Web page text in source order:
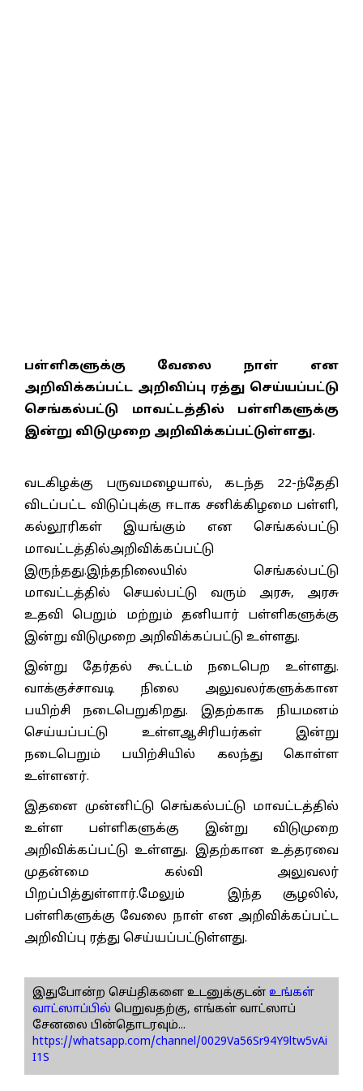
பள்ளிகளுக்கு வேலை நாள் என
அறிவிக்கப்பட்ட அறிவிப்பு ரத்து செய்யப்பட்டு
செங்கல்பட்டு மாவட்டத்தில் பள்ளிகளுக்கு
இன்று விடுமுறை அறிவிக்கப்பட்டுள்ளது.
வடகிழக்கு பருவமழையால், கடந்த 22-ந்தேதி
விடப்பட்ட விடுப்புக்கு ஈடாக சனிக்கிழமை பள்ளி,
கல்லூரிகள் இயங்கும் என செங்கல்பட்டு
மாவட்டத்தில்அறிவிக்கப்பட்டு
இருந்தது.இந்தநிலையில் செங்கல்பட்டு
மாவட்டத்தில் செயல்பட்டு வரும் அரசு, அரசு
உதவி பெறும் மற்றும் தனியார் பள்ளிகளுக்கு
இன்று விடுமுறை அறிவிக்கப்பட்டு உள்ளது.
இன்று தேர்தல் கூட்டம் நடைபெற உள்ளது.
வாக்குச்சாவடி நிலை அலுவலர்களுக்கான
பயிற்சி நடைபெறுகிறது. இதற்காக நியமனம்
செய்யப்பட்டு உள்ளஆசிரியர்கள் இன்று
நடைபெறும் பயிற்சியில் கலந்து கொள்ள
உள்ளனர்.
இதனை முன்னிட்டு செங்கல்பட்டு மாவட்டத்தில்
உள்ள பள்ளிகளுக்கு இன்று விடுமுறை
அறிவிக்கப்பட்டு உள்ளது. இதற்கான உத்தரவை
முதன்மை கல்வி அலுவலர்
பிறப்பித்துள்ளார்.மேலும் இந்த சூழலில்,
பள்ளிகளுக்கு வேலை நாள் என அறிவிக்கப்பட்ட
அறிவிப்பு ரத்து செய்யப்பட்டுள்ளது.
இதுபோன்ற செய்திகளை உடனுக்குடன் உங்கள்
வாட்ஸாப்பில் பெறுவதற்கு, எங்கள் வாட்ஸாப்
சேனலை பின்தொடரவும்...
https://whatsapp.com/channel/0029Va56Sr94Y9ltw5vAi
I1S